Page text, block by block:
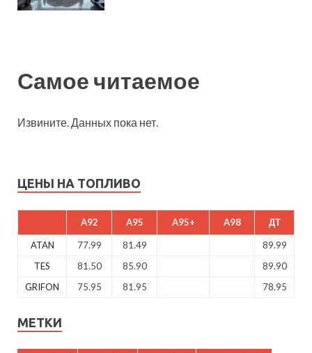
Самое читаемое
Извините. Данных пока нет.
ЦЕНЫ НА ТОПЛИВО
A92 A95 A95+ A98 ДТ
ATAN 77.99 81.49
89.99
TES
81.50 85.90
89.90
GRIFON
75.95 81.95 78.95
МЕТКИ